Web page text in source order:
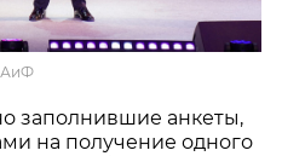
АиФ
заполнившие анкеты,
на получение одного